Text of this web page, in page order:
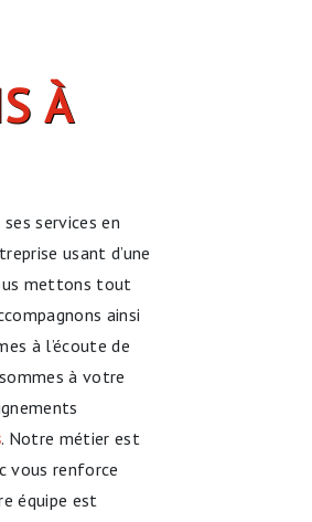
services en
usant d’une
mettons tout
ainsi
à l’écoute de
à votre
. Notre métier est
vous renforce
équipe est